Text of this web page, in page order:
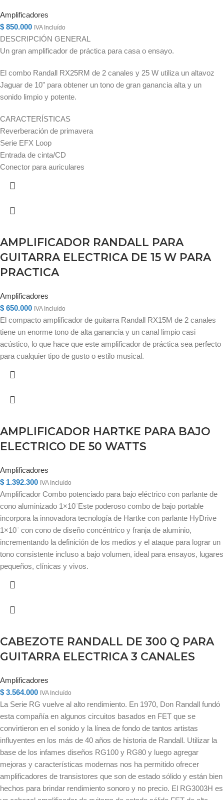
Amplificadores
$ 850.000 IVA Incluído
DESCRIPCIÓN GENERAL
Un gran amplificador de práctica para casa o ensayo.
El combo Randall RX25RM de 2 canales y 25 W utiliza un altavoz
Jaguar de 10" para obtener un tono de gran ganancia alta y un
sonido limpio y potente.
CARACTERÍSTICAS
Reverberación de primavera
Serie EFX Loop
Entrada de cinta/CD
Conector para auriculares
AMPLIFICADOR RANDALL PARA
GUITARRA ELECTRICA DE 15 W PARA
PRACTICA
Amplificadores
$ 650.000 IVA Incluído
El compacto amplificador de guitarra Randall RX15M de 2 canales
tiene un enorme tono de alta ganancia y un canal limpio casi
acústico, lo que hace que este amplificador de práctica sea perfecto
para cualquier tipo de gusto o estilo musical.
AMPLIFICADOR HARTKE PARA BAJO
ELECTRICO DE 50 WATTS
Amplificadores
$ 1.392.300 IVA Incluído
Amplificador Combo potenciado para bajo eléctrico con parlante de
cono aluminizado 1×10¨Este poderoso combo de bajo portable
incorpora la innovadora tecnología de Hartke con parlante HyDrive
1×10¨ con cono de diseño concéntrico y franja de aluminio,
incrementando la definición de los medios y el ataque para lograr un
tono consistente incluso a bajo volumen, ideal para ensayos, lugares
pequeños, clínicas y vivos.
CABEZOTE RANDALL DE 300 Q PARA
GUITARRA ELECTRICA 3 CANALES
Amplificadores
$ 3.564.000 IVA Incluído
La Serie RG vuelve al alto rendimiento. En 1970, Don Randall fundó
esta compañía en algunos circuitos basados ​​en FET que se
convirtieron en el sonido y la línea de fondo de tantos artistas
influyentes en los más de 40 años de historia de Randall. Utilizar la
base de los infames diseños RG100 y RG80 y luego agregar
mejoras y características modernas nos ha permitido ofrecer
amplificadores de transistores que son de estado sólido y están bien
hechos para brindar rendimiento sonoro y no precio. El RG3003H es